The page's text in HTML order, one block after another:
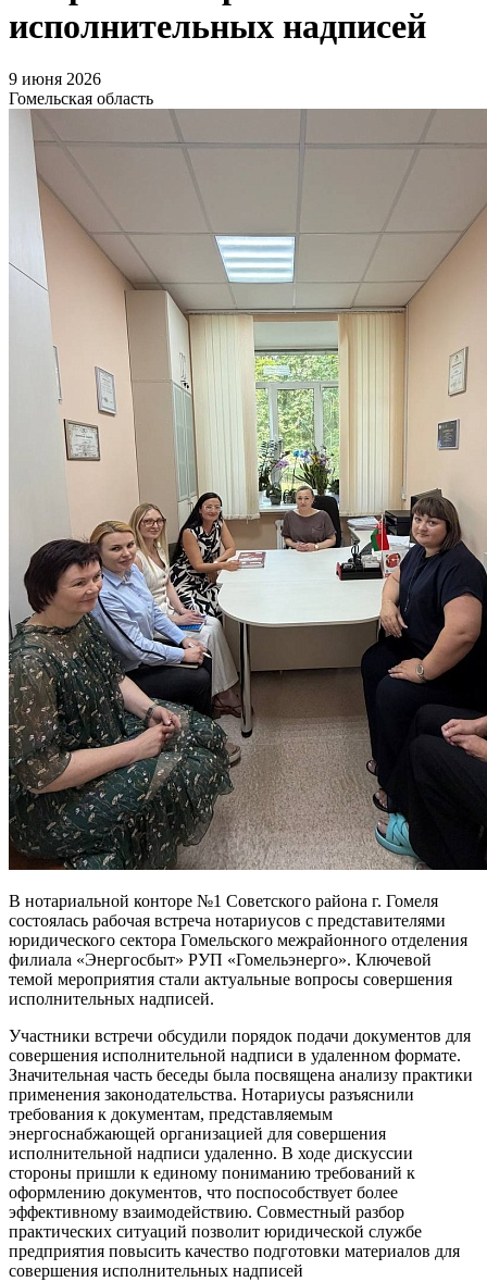
исполнительных надписей
9 июня 2026
Гомельская область
В нотариальной конторе №1 Советского района г. Гомеля
состоялась рабочая встреча нотариусов с представителями
юридического сектора Гомельского межрайонного отделения
филиала «Энергосбыт» РУП «Гомельэнерго». Ключевой
темой мероприятия стали актуальные вопросы совершения
исполнительных надписей.
Участники встречи обсудили порядок подачи документов для
совершения исполнительной надписи в удаленном формате.
Значительная часть беседы была посвящена анализу практики
применения законодательства. Нотариусы разъяснили
требования к документам, представляемым
энергоснабжающей организацией для совершения
исполнительной надписи удаленно. В ходе дискуссии
стороны пришли к единому пониманию требований к
оформлению документов, что поспособствует более
эффективному взаимодействию. Совместный разбор
практических ситуаций позволит юридической службе
предприятия повысить качество подготовки материалов для
совершения исполнительных надписей